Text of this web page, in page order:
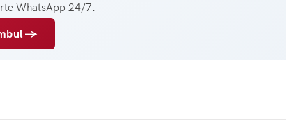
WhatsApp 24/7.
→